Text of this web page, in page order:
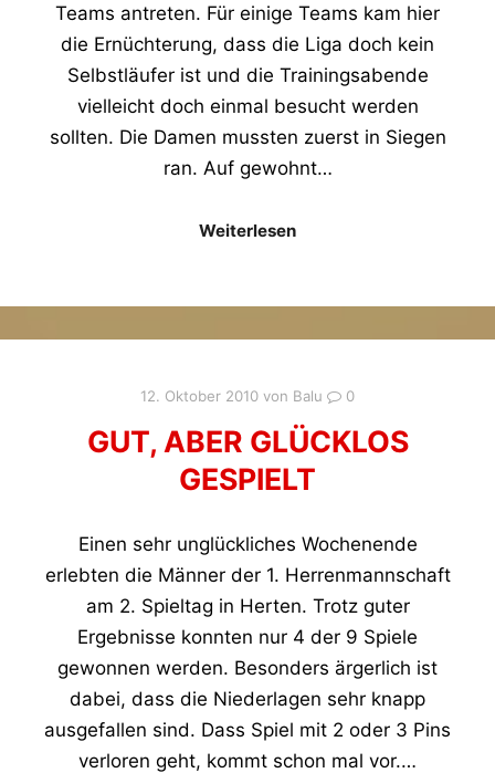
Teams antreten. Für einige Teams kam hier
die Ernüchterung, dass die Liga doch kein
Selbstläufer ist und die Trainingsabende
vielleicht doch einmal besucht werden
sollten. Die Damen mussten zuerst in Siegen
ran. Auf gewohnt…
Weiterlesen
12. Oktober 2010 von Balu 0
GUT, ABER GLÜCKLOS
GESPIELT
Einen sehr unglückliches Wochenende
erlebten die Männer der 1. Herrenmannschaft
am 2. Spieltag in Herten. Trotz guter
Ergebnisse konnten nur 4 der 9 Spiele
gewonnen werden. Besonders ärgerlich ist
dabei, dass die Niederlagen sehr knapp
ausgefallen sind. Dass Spiel mit 2 oder 3 Pins
verloren geht, kommt schon mal vor.…